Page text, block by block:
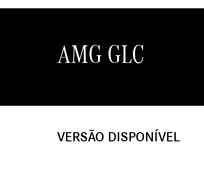
AMG GLC
VERSÃO DISPONÍVEL